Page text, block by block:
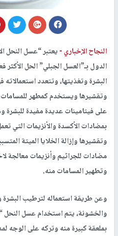
النجاح الإخباري -يعتبر “عسل النحل
الدول بـ”العسل الجبلي” الحل
البشرة وتغذيتها، وتتعدد
وتقشيرها ويستخدم كمطهر
على فيتامينات عديدة مفيدة للبشرة
بمضادات الأكسدة والأنزيمات التي
وتقشيرها وإزالة الخلايا الميتة
مضادات للجراثيم وأنزيمات معالجة
وتطهير المسامات منه.
وعن طريقة استعماله لترطيب
والخشونة، يتم استخدام عسل النحل
بملعقة كبيرة منه وتركه على الوجه